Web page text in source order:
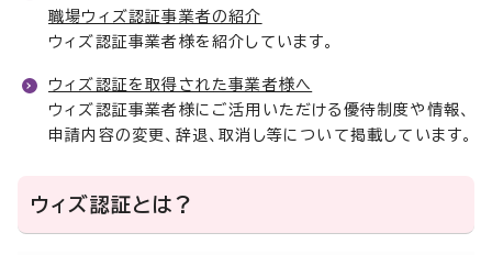
職場ウィズ認証事業者の紹介
ウィズ認証事業者様を紹介しています。
ウィズ認証を取得された事業者様へ
ウィズ認証事業者様にご活用いただける優待制度や情報、
申請内容の変更、辞退、取消し等について掲載しています。
ウィズ認証とは？